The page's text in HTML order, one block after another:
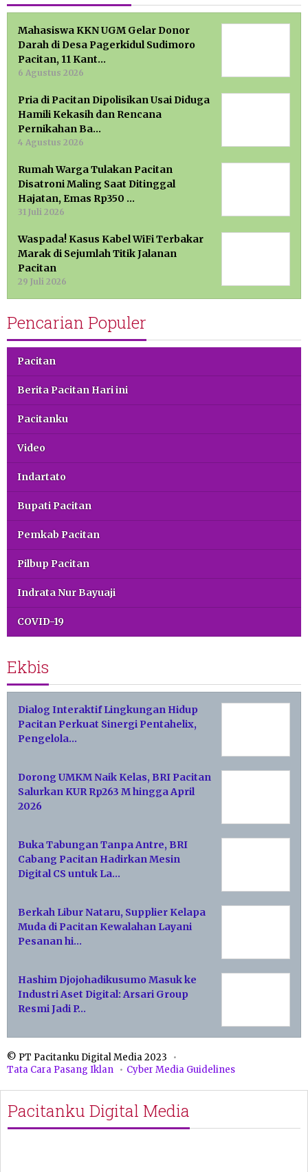
Mahasiswa KKN UGM Gelar Donor
Darah di Desa Pagerkidul Sudimoro
Pacitan, 11 Kant…
6 Agustus 2026
Pria di Pacitan Dipolisikan Usai Diduga
Hamili Kekasih dan Rencana
Pernikahan Ba…
4 Agustus 2026
Rumah Warga Tulakan Pacitan
Disatroni Maling Saat Ditinggal
Hajatan, Emas Rp350 …
31 Juli 2026
Waspada! Kasus Kabel WiFi Terbakar
Marak di Sejumlah Titik Jalanan
Pacitan
29 Juli 2026
Pencarian Populer
Pacitan
Berita Pacitan Hari ini
Pacitanku
Video
Indartato
Bupati Pacitan
Pemkab Pacitan
Pilbup Pacitan
Indrata Nur Bayuaji
COVID-19
Ekbis
Dialog Interaktif Lingkungan Hidup
Pacitan Perkuat Sinergi Pentahelix,
Pengelola…
Dorong UMKM Naik Kelas, BRI Pacitan
Salurkan KUR Rp263 M hingga April
2026
Buka Tabungan Tanpa Antre, BRI
Cabang Pacitan Hadirkan Mesin
Digital CS untuk La…
Berkah Libur Nataru, Supplier Kelapa
Muda di Pacitan Kewalahan Layani
Pesanan hi…
Hashim Djojohadikusumo Masuk ke
Industri Aset Digital: Arsari Group
Resmi Jadi P…
© PT Pacitanku Digital Media 2023
Tata Cara Pasang Iklan
Cyber Media Guidelines
Pacitanku Digital Media